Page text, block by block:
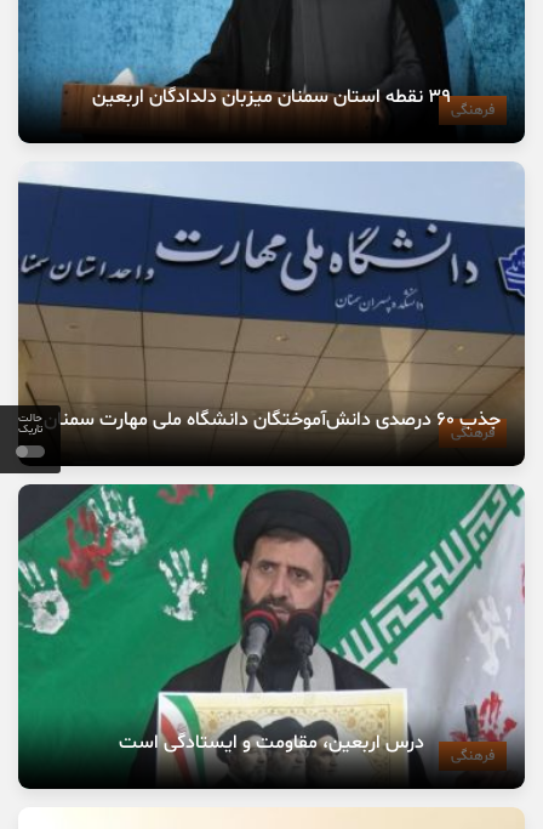
حالت
تاریک
فرهنگی۳۹ نقطه استان سمنان میزبان دلدادگان اربعین
فرهنگی
جذب ۶۰ درصدی دانش‌آموختگان دانشگاه ملی مهارت سمنان
فرهنگی درس اربعین، مقاومت و ایستادگی است